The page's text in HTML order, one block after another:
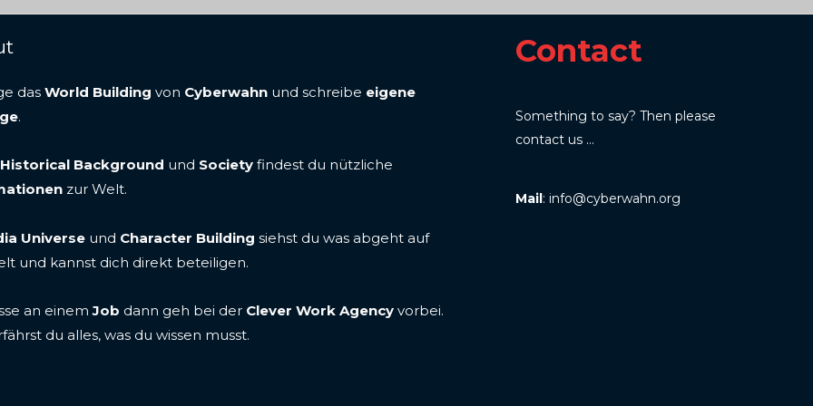
das World Building von Cyberwahnund schreibe eigene
.
Historical Background und Societyfindest du nützliche
zur Welt.
Universeund Character Building siehst du was abgeht auf
und kannst dich direkt beteiligen.
an einemJob dann geh bei der Clever Work Agencyvorbei.
du alles, was du wissen musst.
Contact
Something to say? Then please
contact us ...
Mail : info@cyberwahn.org